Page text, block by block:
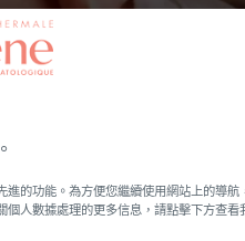
的數量
的功能。為方便您繼續使用網站上的導航
人數據處理的更多信息，請點擊下方查看